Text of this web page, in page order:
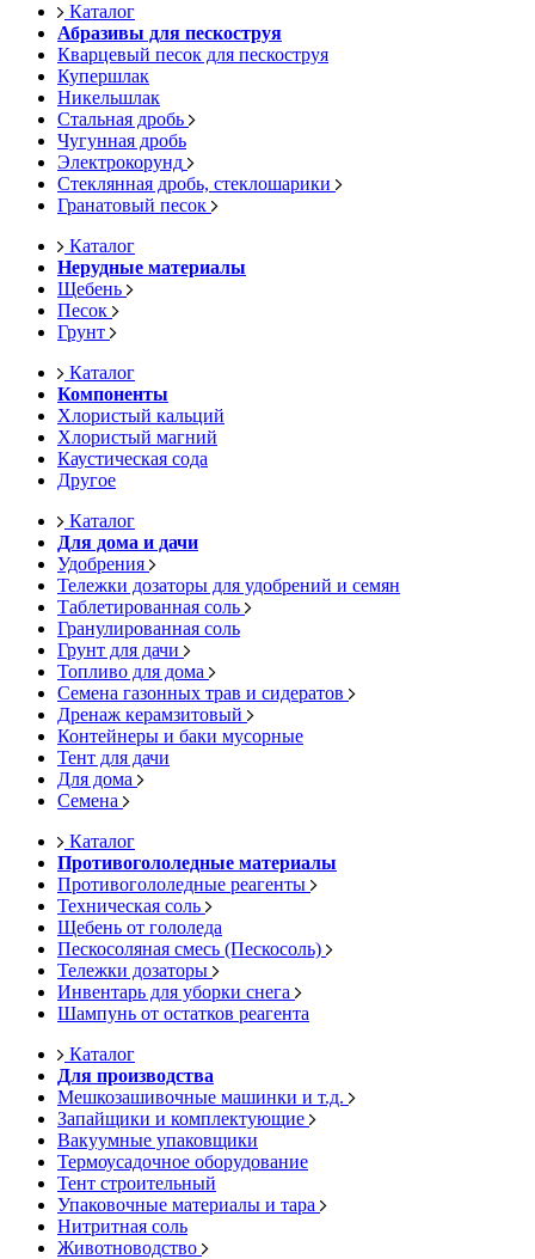
Каталог
Абразивы для пескоструя
Кварцевый песок для пескоструя
Купершлак
Никельшлак
Стальная дробь
Чугунная дробь
Электрокорунд
Стеклянная дробь, стеклошарики
Гранатовый песок
Каталог
Нерудные материалы
Щебень
Песок
Грунт
Каталог
Компоненты
Хлористый кальций
Хлористый магний
Каустическая сода
Другое
Каталог
Для дома и дачи
Удобрения
Тележки дозаторы для удобрений и семян
Таблетированная соль
Гранулированная соль
Грунт для дачи
Топливо для дома
Семена газонных трав и сидератов
Дренаж керамзитовый
Контейнеры и баки мусорные
Тент для дачи
Для дома
Семена
Каталог
Противогололедные материалы
Противогололедные реагенты
Техническая соль
Щебень от гололеда
Пескосоляная смесь (Пескосоль)
Тележки дозаторы
Инвентарь для уборки снега
Шампунь от остатков реагента
Каталог
Для производства
Мешкозашивочные машинки и т.д.
Запайщики и комплектующие
Вакуумные упаковщики
Термоусадочное оборудование
Тент строительный
Упаковочные материалы и тара
Нитритная соль
Животноводство